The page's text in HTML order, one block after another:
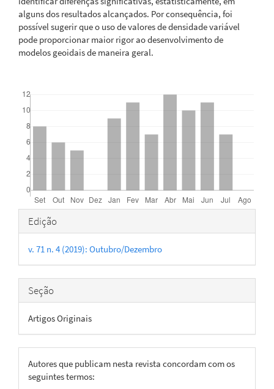
alguns dos resultados alcançados. Por consequência, foi
possível sugerir que o uso de valores de densidade variável
pode proporcionar maior rigor ao desenvolvimento de
modelos geoidais de maneira geral.
Detalhes
do
artigo
Edição
v. 71 n. 4 (2019): Outubro/Dezembro
Seção
Artigos Originais
Autores que publicam nesta revista concordam com os
seguintes termos: